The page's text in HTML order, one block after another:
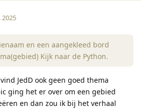
2025
en een aangekleed bord
Kijk naar de Python.
JedD ook geen goed thema
ging het er over om een gebied
en dan zou ik bij het verhaal